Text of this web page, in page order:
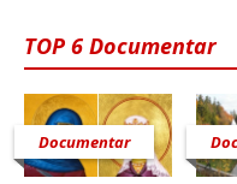
TOP 6 Documentar
Documentar